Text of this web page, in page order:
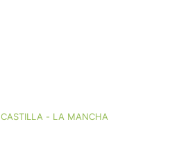
CASTILLA - LA MANCHA